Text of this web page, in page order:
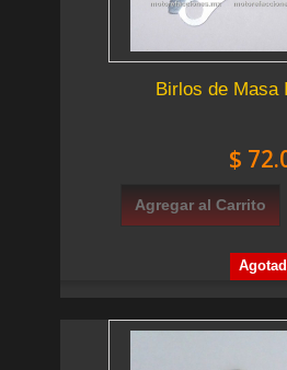
Birlos de Masa
$
Agregar al Carrito